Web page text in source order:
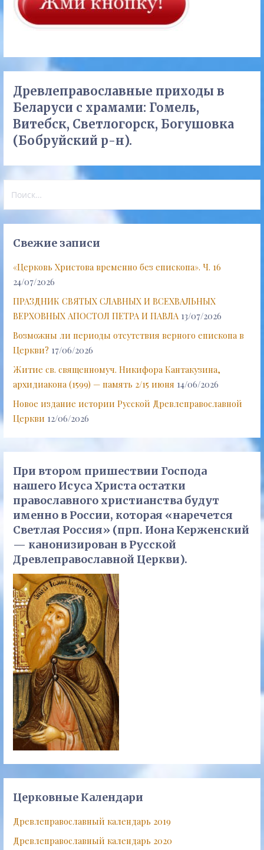
Древлеправославные приходы в
Беларуси с храмами: Гомель,
Витебск, Светлогорск, Богушовка
(Бобруйский р-н).
Свежие записи
«Церковь Христова временно без епископа». Ч. 16
24/07/2026
ПРАЗДНИК СВЯТЫХ СЛАВНЫХ И ВСЕХВАЛЬНЫХ
ВЕРХОВНЫХ АПОСТОЛ ПЕТРА И ПАВЛА 13/07/2026
Возможны ли периоды отсутствия верного епископа в
Церкви? 17/06/2026
Житие св. священномуч. Никифора Кантакузина,
архидиакона (1599) — память 2/15 июня 14/06/2026
Новое издание истории Русской Древлеправославной
Церкви 12/06/2026
При втором пришествии Господа
нашего Исуса Христа остатки
православного христианства будут
именно в России, которая «наречется
Светлая Россия» (прп. Иона Керженский
— канонизирован в Русской
Древлеправославной Церкви).
Церковные Календари
Древлеправославный календарь 2019
Древлеправославный календарь 2020